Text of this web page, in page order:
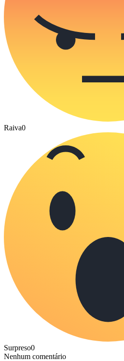
Raiva0
Surpreso0
Nenhum comentário